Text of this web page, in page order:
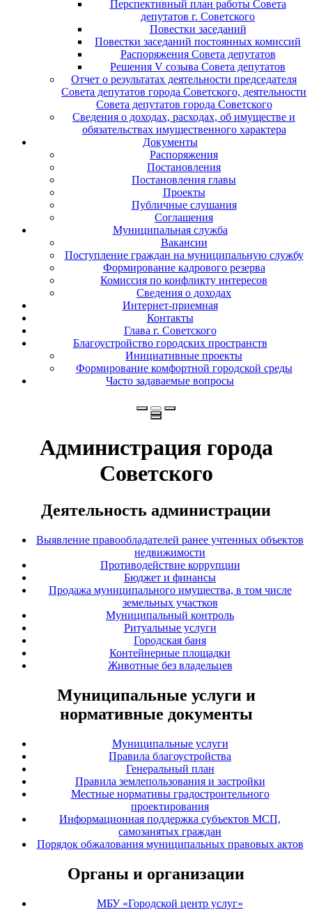
Перспективный план работы Совета
депутатов г. Советского
Повестки заседаний
Повестки заседаний постоянных комиссий
Распоряжения Совета депутатов
Решения V созыва Совета депутатов
Отчет о результатах деятельности председателя
Совета депутатов города Советского, деятельности
Совета депутатов города Советского
Сведения о доходах, расходах, об имуществе и
обязательствах имущественного характера
Документы
Распоряжения
Постановления
Постановления главы
Проекты
Публичные слушания
Соглашения
Муниципальная служба
Вакансии
Поступление граждан на муниципальную службу
Формирование кадрового резерва
Комиссия по конфликту интересов
Сведения о доходах
Интернет-приемная
Контакты
Глава г. Советского
Благоустройство городских пространств
Инициативные проекты
Формирование комфортной городской среды
Часто задаваемые вопросы
Администрация города
Советского
Деятельность администрации
Выявление правообладателей ранее учтенных объектов
недвижимости
Противодействие коррупции
Бюджет и финансы
Продажа муниципального имущества, в том числе
земельных участков
Муниципальный контроль
Ритуальные услуги
Городская баня
Контейнерные площадки
Животные без владельцев
Муниципальные услуги и
нормативные документы
Муниципальные услуги
Правила благоустройства
Генеральный план
Правила землепользования и застройки
Местные нормативы градостроительного
проектирования
Информационная поддержка субъектов МСП,
самозанятых граждан
Порядок обжалования муниципальных правовых актов
Органы и организации
МБУ «Городской центр услуг»